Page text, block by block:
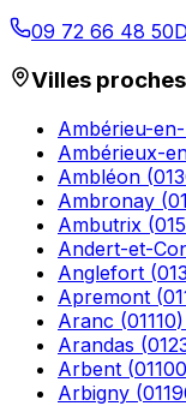
09 72 66 48 50
Villes
Ambérieu-
Ambérieux-
Ambléon (
Ambronay (
Ambutrix (
Andert-et-
Anglefort (
Apremont (
Aranc (01110)
Arandas (
Arbent (01100
Arbigny (